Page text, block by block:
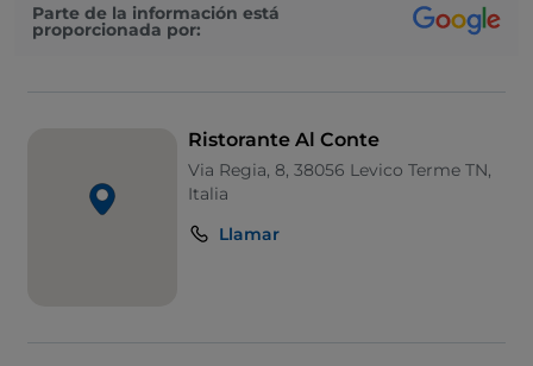
Parte de la información está
proporcionada por:
Ristorante Al Conte
Via Regia, 8, 38056 Levico Terme TN,
Italia
Llamar